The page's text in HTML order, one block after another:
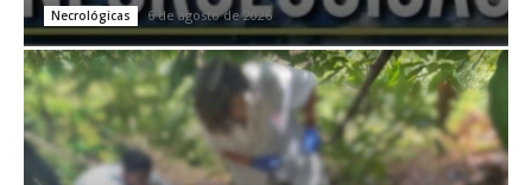
Necrológicas 6 de agosto de 2026